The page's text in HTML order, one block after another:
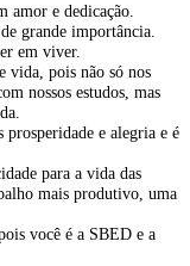
amor e dedicação.
grande importância.
em viver.
vida, pois não só nos
nossos estudos, mas
e alegria e é
para a vida das
mais produtivo, uma
você é a SBED e a